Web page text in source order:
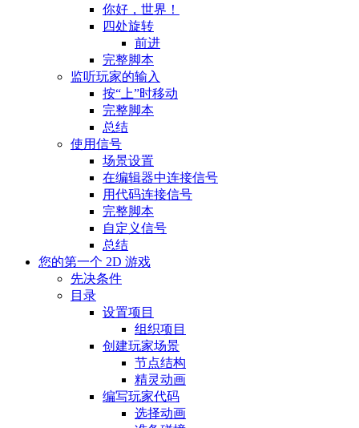
你好，世界！
四处旋转
前进
完整脚本
监听玩家的输入
按“上”时移动
完整脚本
总结
使用信号
场景设置
在编辑器中连接信号
用代码连接信号
完整脚本
自定义信号
总结
您的第一个 2D 游戏
先决条件
目录
设置项目
组织项目
创建玩家场景
节点结构
精灵动画
编写玩家代码
选择动画